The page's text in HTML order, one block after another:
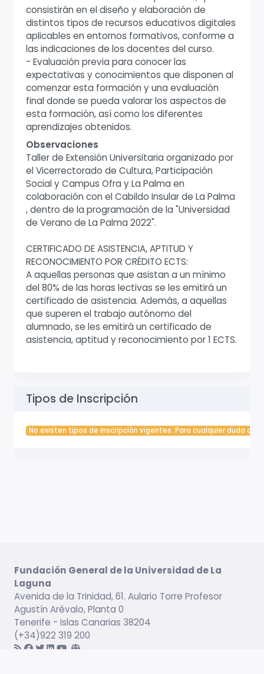
consistirán en el diseño y elaboración de
distintos tipos de recursos educativos digitales
aplicables en entornos formativos, conforme a
las indicaciones de los docentes del curso.
- Evaluación previa para conocer las
expectativas y conocimientos que disponen al
comenzar esta formación y una evaluación
final donde se pueda valorar los aspectos de
esta formación, así como los diferentes
aprendizajes obtenidos.
Observaciones
Taller de Extensión Universitaria organizado por
el Vicerrectorado de Cultura, Participación
Social y Campus Ofra y La Palma en
colaboración con el Cabildo Insular de La Palma
, dentro de la programación de la "Universidad
de Verano de La Palma 2022".
CERTIFICADO DE ASISTENCIA, APTITUD Y
RECONOCIMIENTO POR CRÉDITO ECTS:
A aquellas personas que asistan a un mínimo
del 80% de las horas lectivas se les emitirá un
certificado de asistencia. Además, a aquellas
que superen el trabajo autónomo del
alumnado, se les emitirá un certificado de
asistencia, aptitud y reconocimiento por 1 ECTS.
Tipos de Inscripción
No existen tipos de inscripción vigentes. Para cualquier duda
Fundación General de la Universidad de La
Laguna
Avenida de la Trinidad, 61. Aulario Torre Profesor
Agustín Arévalo, Planta 0
Tenerife - Islas Canarias 38204
(+34)922 319 200